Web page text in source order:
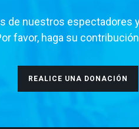
de nuestros espectadores
favor, haga su
REALICE UNA DONACIÓN